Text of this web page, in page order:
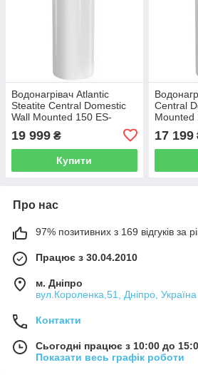
Водонагрівач Atlantic
Steatite Central Domestic
Wall Mounted 150 ES-
19 999 ₴
Купити
Central
Mounted
17 199
Про нас
97% позитивних з 169 відгуків за
Працює з 30.04.2010
м. Дніпро
вул.Короленка,51, Дніпро, Україна
Контакти
Сьогодні працює з 10:00 до
Показати весь графік роботи